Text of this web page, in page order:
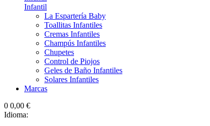
Infantil
La Espartería Baby
Toallitas Infantiles
Cremas Infantiles
Champús Infantiles
Chupetes
Control de Piojos
Geles de Baño Infantiles
Solares Infantiles
Marcas
0 0,00 €
Idioma: